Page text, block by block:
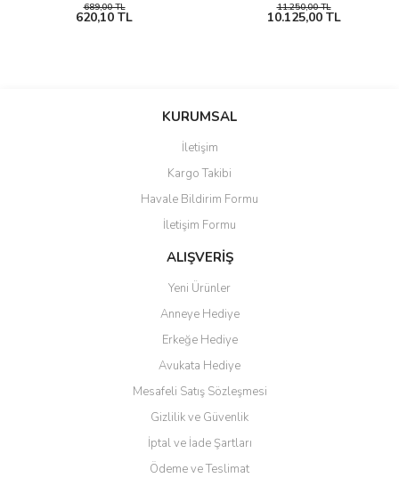
689,00 TL
620,10 TL
11.250,00 TL
10.125,00 TL
KURUMSAL
İletişim
Kargo Takibi
Havale Bildirim Formu
İletişim Formu
ALIŞVERİŞ
Yeni Ürünler
Anneye Hediye
Erkeğe Hediye
Avukata Hediye
Mesafeli Satış Sözleşmesi
Gizlilik ve Güvenlik
İptal ve İade Şartları
Ödeme ve Teslimat